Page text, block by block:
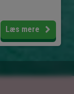
Læs mere